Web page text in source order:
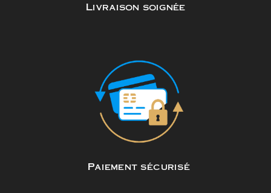
Livraison soignée
Paiement sécurisé